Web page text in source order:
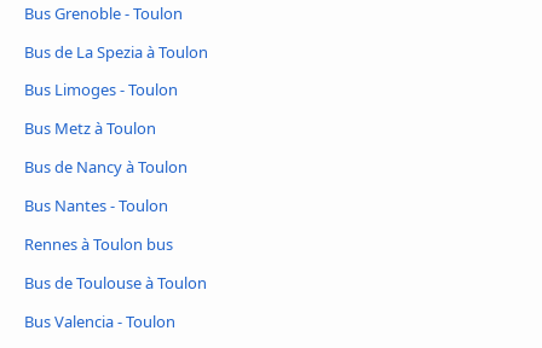
Bus Grenoble - Toulon
Bus de La Spezia à Toulon
Bus Limoges - Toulon
Bus Metz à Toulon
Bus de Nancy à Toulon
Bus Nantes - Toulon
Rennes à Toulon bus
Bus de Toulouse à Toulon
Bus Valencia - Toulon